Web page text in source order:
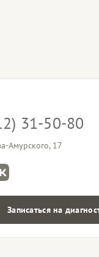
31-50-80
Амурского, 17
Записаться на